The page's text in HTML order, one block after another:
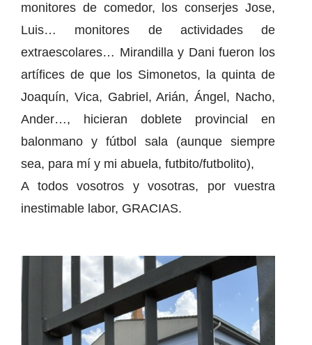
monitores de comedor, los conserjes Jose,
Luis… monitores de actividades de
extraescolares… Mirandilla y Dani fueron los
artífices de que los Simonetos, la quinta de
Joaquín, Vica, Gabriel, Arián, Ángel, Nacho,
Ander…, hicieran doblete provincial en
balonmano y fútbol sala (aunque siempre
sea, para mí y mi abuela, futbito/futbolito),
A todos vosotros y vosotras, por vuestra
inestimable labor, GRACIAS.